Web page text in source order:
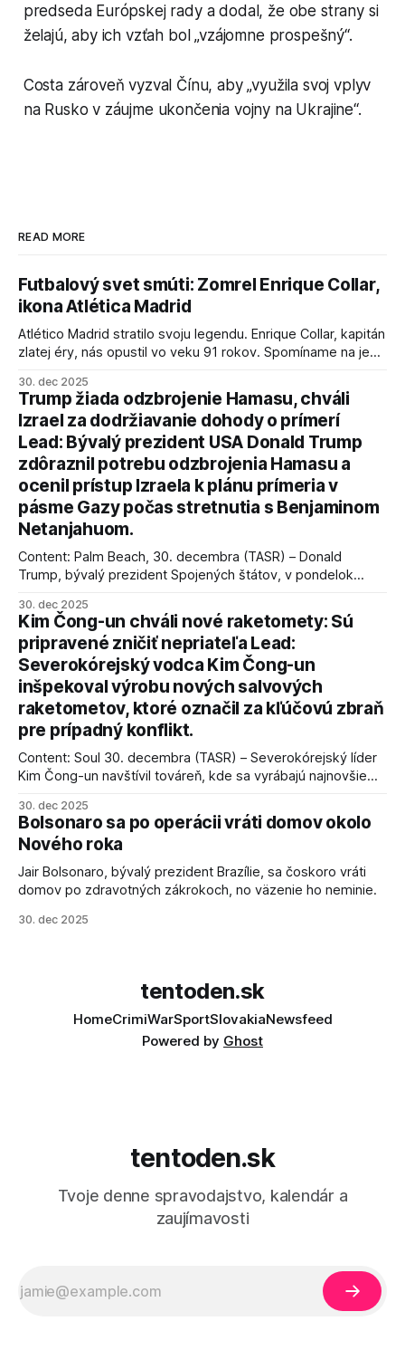
predseda Európskej rady a dodal, že obe strany si
želajú, aby ich vzťah bol „vzájomne prospešný“.
Costa zároveň vyzval Čínu, aby „využila svoj vplyv
na Rusko v záujme ukončenia vojny na Ukrajine“.
READ MORE
Futbalový svet smúti: Zomrel Enrique Collar,
ikona Atlética Madrid
Atlético Madrid stratilo svoju legendu. Enrique Collar, kapitán
zlatej éry, nás opustil vo veku 91 rokov. Spomíname na jeho
30. dec 2025
Trump žiada odzbrojenie Hamasu, chváli
Izrael za dodržiavanie dohody o prímerí
Lead: Bývalý prezident USA Donald Trump
zdôraznil potrebu odzbrojenia Hamasu a
ocenil prístup Izraela k plánu prímeria v
pásme Gazy počas stretnutia s Benjaminom
Netanjahuom.
Content: Palm Beach, 30. decembra (TASR) – Donald
Trump, bývalý prezident Spojených štátov, v pondelok
kľúčové pre úspešné dosiahnutie prímeria v Gaze. Agentúra
AFP informuje, že Trump vyjadril presvedčenie, že Izrael plní
podmienky dohody o prí
30. dec 2025
Kim Čong-un chváli nové raketomety: Sú
pripravené zničiť nepriateľa Lead:
Severokórejský vodca Kim Čong-un
inšpekoval výrobu nových salvových
raketometov, ktoré označil za kľúčovú zbraň
pre prípadný konflikt.
Content: Soul 30. decembra (TASR) – Severokórejský líder
Kim Čong-un navštívil továreň, kde sa vyrábajú najnovšie
schopnosti. Informovali o tom štátne médiá KĽDR, na ktoré
sa odvoláva agentúra AFP.
30. dec 2025
Bolsonaro sa po operácii vráti domov okolo
Nového roka
Jair Bolsonaro, bývalý prezident Brazílie, sa čoskoro vráti
domov po zdravotných zákrokoch, no väzenie ho neminie.
30. dec 2025
tentoden.sk
HomeCrimiWarSportSlovakiaNewsfeed
Powered by Ghost
tentoden.sk
Tvoje denne spravodajstvo, kalendár a
zaujímavosti